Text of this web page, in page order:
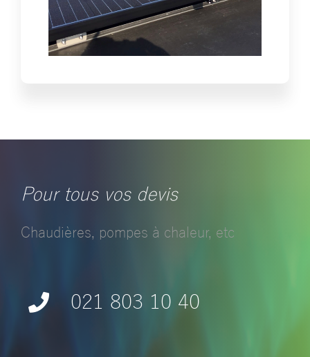
Pour tous vos devis
Chaudières, pompes à chaleur, etc
021 803 10 40